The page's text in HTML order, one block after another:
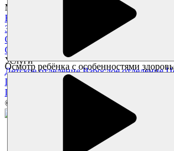
Осмотр ребёнка с особенностями
Magickids Новосибирск, 2026
Благотворительность
Юридическая
Заявление на получение справки из
О нас
О клинике
Специалисты
Услуги
Детское отделение Взрослое отделение
Полезное
Памятка пациента
Статьи
© Все права защищены.